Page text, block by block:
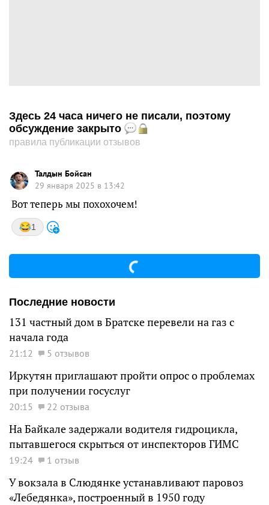
Здесь 24 часа ничего не писали, поэтому
обсуждение закрыто
правила публикации отзывов
Талдын Бойсан
29 января 2025 в 13:42
Вот теперь мы похохочем!
1
Последние новости
131 частный дом в Братске перевели на газ с
начала года
21:12 5 отзывов
Иркутян приглашают пройти опрос о проблемах
при получении госуслуг
20:15 22 отзыва
На Байкале задержали водителя гидроцикла,
пытавшегося скрыться от инспекторов ГИМС
19:24 1 отзыв
У вокзала в Слюдянке устанавливают паровоз
«Лебедянка», построенный в 1950 году